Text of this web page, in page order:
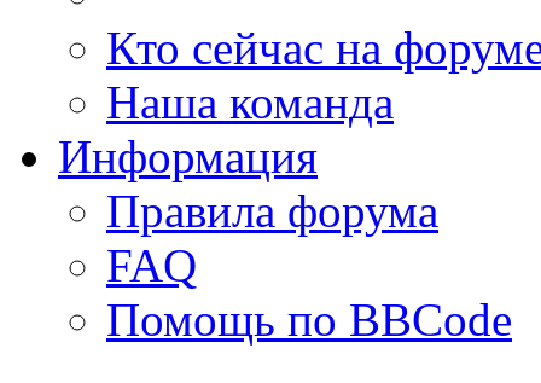
Кто сейчас на
Наша команда
Информация
Правила форума
FAQ
Помощь по BBCode